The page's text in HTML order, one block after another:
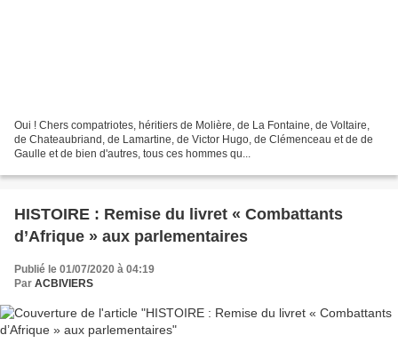
Oui ! Chers compatriotes, héritiers de Molière, de La Fontaine, de Voltaire,
de Chateaubriand, de Lamartine, de Victor Hugo, de Clémenceau et de de
Gaulle et de bien d'autres, tous ces hommes qu...
HISTOIRE : Remise du livret « Combattants
d’Afrique » aux parlementaires
Publié le 01/07/2020 à 04:19
Par ACBIVIERS